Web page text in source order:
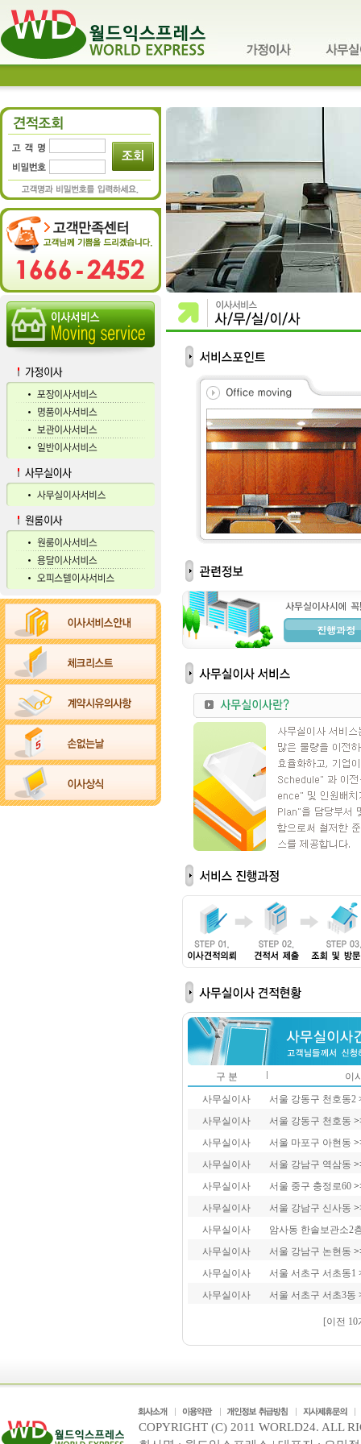
구 분
이
사무실이사
서울 강동구 천호동2
사무실이사
서울 강동구 천호동
사무실이사
서울 마포구 아현동
사무실이사
서울 강남구 역삼동
사무실이사
서울 중구 충정로60
사무실이사
서울 강남구 신사동
사무실이사
암사동 한솔보관소2
사무실이사
서울 강남구 논현동
사무실이사
서울 서초구 서초동1
사무실이사
서울 서초구 서초3동
[이전 10
COPYRIGHT (C) 2011 WORLD24. ALL